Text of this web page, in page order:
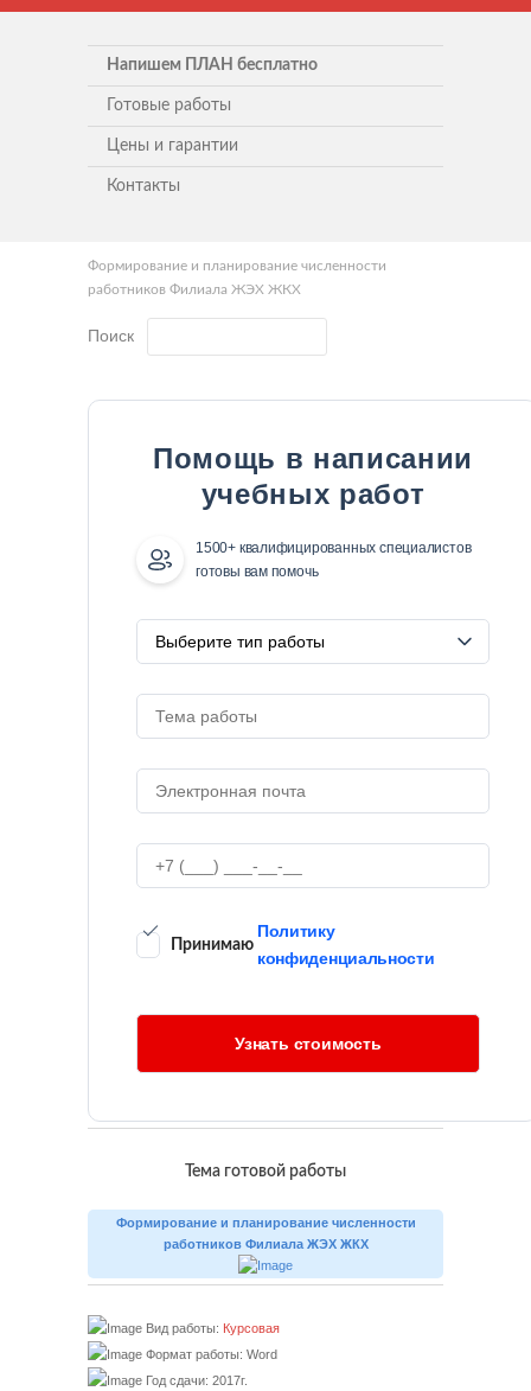
Напишем ПЛАН бесплатно
Готовые работы
Цены и гарантии
Контакты
Формирование и планирование численности
работников Филиала ЖЭХ ЖКХ
Поиск
Помощь в написании
учебных работ
1500+ квалифицированных специалистов
готовы вам помочь
Принимаю
Политику
конфиденциальности
Тема готовой работы
Формирование и планирование численности
работников Филиала ЖЭХ ЖКХ
Вид работы: Курсовая
Формат работы: Word
Год сдачи: 2017г.